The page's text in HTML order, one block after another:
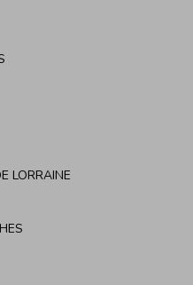
LORRAINE